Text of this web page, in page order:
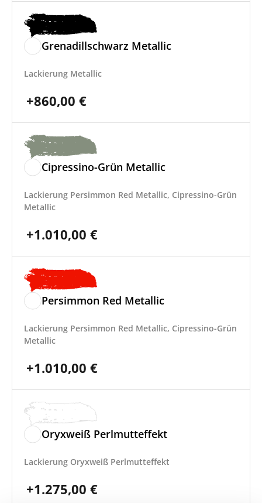
Grenadillschwarz Metallic
Lackierung Metallic
+860,00 €
Cipressino-Grün Metallic
Lackierung Persimmon Red Metallic, Cipressino-Grün
Metallic
+1.010,00 €
Persimmon Red Metallic
Lackierung Persimmon Red Metallic, Cipressino-Grün
Metallic
+1.010,00 €
Oryxweiß Perlmutteffekt
Lackierung Oryxweiß Perlmutteffekt
+1.275,00 €